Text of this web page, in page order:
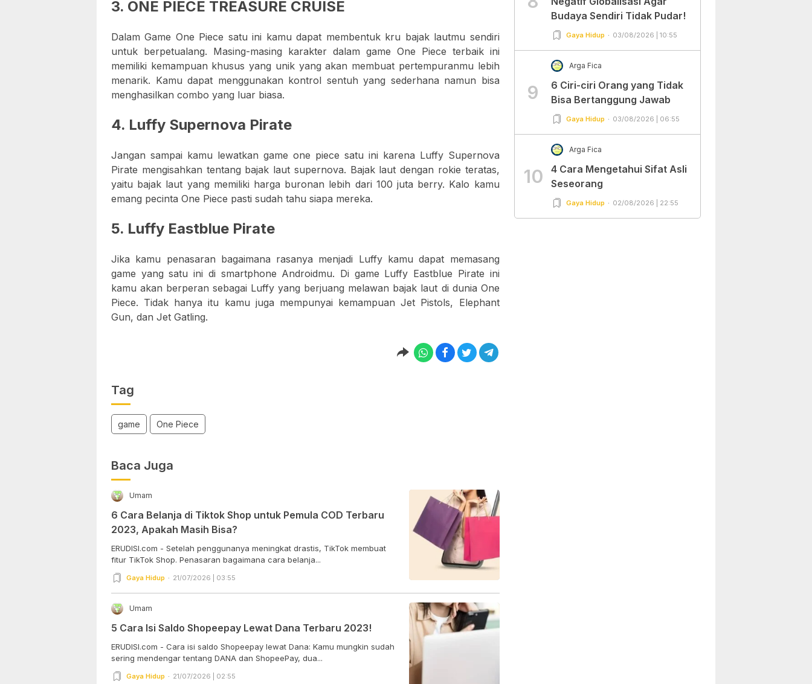
3. ONE PIECE TREASURE CRUISE
Dalam Game One Piece satu ini kamu dapat membentuk kru bajak lautmu sendiri
untuk berpetualang. Masing-masing karakter dalam game One Piece terbaik ini
memiliki kemampuan khusus yang unik yang akan membuat pertempuranmu lebih
menarik. Kamu dapat menggunakan kontrol sentuh yang sederhana namun bisa
menghasilkan combo yang luar biasa.
4. Luffy Supernova Pirate
Jangan sampai kamu lewatkan game one piece satu ini karena Luffy Supernova
Pirate mengisahkan tentang bajak laut supernova. Bajak laut dengan rokie teratas,
yaitu bajak laut yang memiliki harga buronan lebih dari 100 juta berry. Kalo kamu
emang pecinta One Piece pasti sudah tahu siapa mereka.
5. Luffy Eastblue Pirate
Jika kamu penasaran bagaimana rasanya menjadi Luffy kamu dapat memasang
game yang satu ini di smartphone Androidmu. Di game Luffy Eastblue Pirate ini
kamu akan berperan sebagai Luffy yang berjuang melawan bajak laut di dunia One
Piece. Tidak hanya itu kamu juga mempunyai kemampuan Jet Pistols, Elephant
Gun, dan Jet Gatling.
Tag
game One Piece
Baca Juga
Umam
6 Cara Belanja di Tiktok Shop untuk Pemula COD Terbaru
2023, Apakah Masih Bisa?
ERUDISI.com - Setelah penggunanya meningkat drastis, TikTok membuat
fitur TikTok Shop. Penasaran bagaimana cara belanja...
Gaya Hidup 21/07/2026 | 03:55
Umam
5 Cara Isi Saldo Shopeepay Lewat Dana Terbaru 2023!
ERUDISI.com - Cara isi saldo Shopeepay lewat Dana: Kamu mungkin sudah
sering mendengar tentang DANA dan ShopeePay, dua...
Gaya Hidup 21/07/2026 | 02:55
Budaya Sendiri Tidak Pudar!
Gaya Hidup 03/08/2026 | 10:55
9
Arga Fica
6 Ciri-ciri Orang yang Tidak
Bisa Bertanggung Jawab
Gaya Hidup 03/08/2026 | 06:55
10
Arga Fica
4 Cara Mengetahui Sifat Asli
Seseorang
Gaya Hidup 02/08/2026 | 22:55